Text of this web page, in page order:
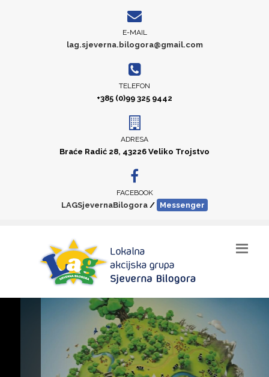
E-MAIL
lag.sjeverna.bilogora@gmail.com
TELEFON
+385 (0)99 325 9442
ADRESA
Braće Radić 28, 43226 Veliko Trojstvo
FACEBOOK
LAGSjevernaBilogora / Messenger